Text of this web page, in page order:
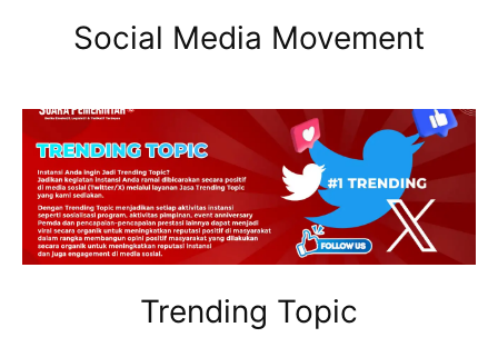
Social Media Movement
Trending Topic